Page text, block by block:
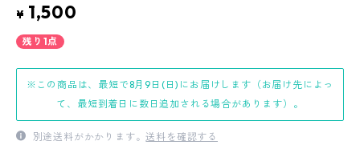
¥ 1,500
残り1点
※この商品は、最短で8月9日(日)にお届けします（お届け先によっ
て、最短到着日に数日追加される場合があります）。
別途送料がかかります。送料を確認する